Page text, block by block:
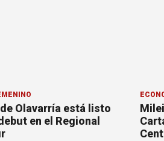
Olavarría está listo
en el Regional